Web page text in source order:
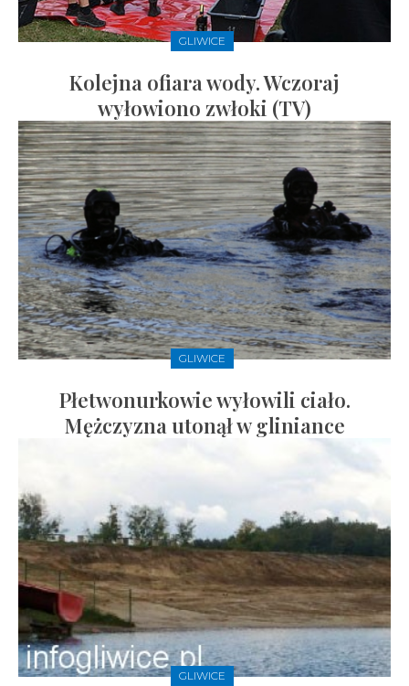
GLIWICE
Kolejna ofiara wody. Wczoraj
wyłowiono zwłoki (TV)
GLIWICE
Płetwonurkowie wyłowili ciało.
Mężczyzna utonął w gliniance
GLIWICE